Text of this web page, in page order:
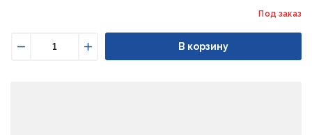
Под заказ
Увеличить
В корзину